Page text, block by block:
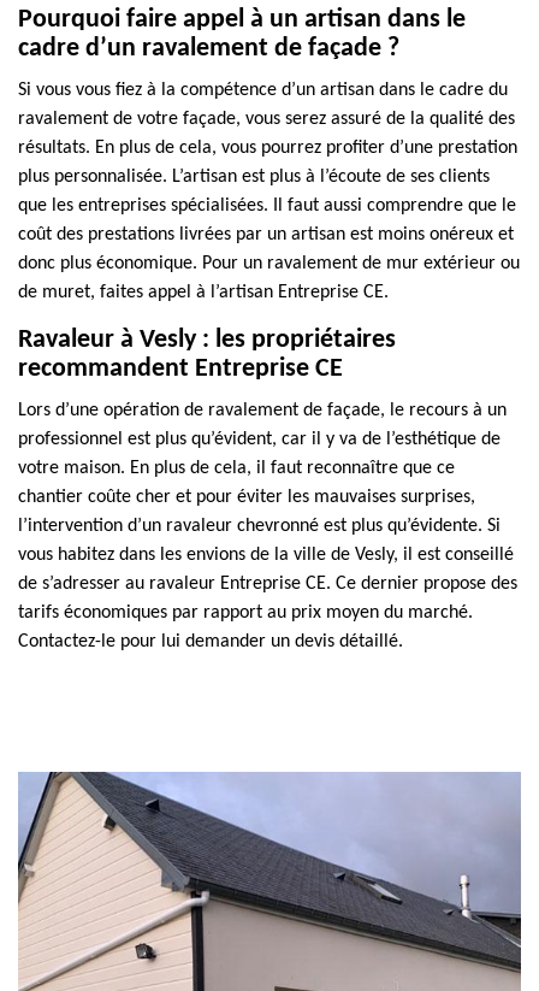
Pourquoi faire appel à un artisan dans le
cadre d’un ravalement de façade ?
Si vous vous fiez à la compétence d’un artisan dans le cadre du
ravalement de votre façade, vous serez assuré de la qualité des
résultats. En plus de cela, vous pourrez profiter d’une prestation
plus personnalisée. L’artisan est plus à l’écoute de ses clients
que les entreprises spécialisées. Il faut aussi comprendre que le
coût des prestations livrées par un artisan est moins onéreux et
donc plus économique. Pour un ravalement de mur extérieur ou
de muret, faites appel à l’artisan Entreprise CE.
Ravaleur à Vesly : les propriétaires
recommandent Entreprise CE
Lors d’une opération de ravalement de façade, le recours à un
professionnel est plus qu’évident, car il y va de l’esthétique de
votre maison. En plus de cela, il faut reconnaître que ce
chantier coûte cher et pour éviter les mauvaises surprises,
l’intervention d’un ravaleur chevronné est plus qu’évidente. Si
vous habitez dans les envions de la ville de Vesly, il est conseillé
de s’adresser au ravaleur Entreprise CE. Ce dernier propose des
tarifs économiques par rapport au prix moyen du marché.
Contactez-le pour lui demander un devis détaillé.